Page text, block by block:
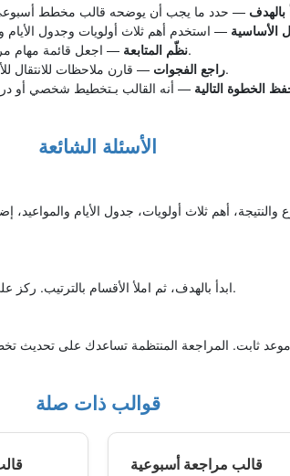
بالهدف
الأساسية
نظّم المتابعة— اجعل قائمة مهام مرنة واضحة حتى يسهل الرجوع إلى القالب بعد يوم أو أسبوع.
راجع الفجوات— قارن ملاحظات للانتقال للأسبوع التالي بما حدث فعلا وحدد ما يحتاج إلى تعديل أو تأكيد.
الخطوة التالية
الأسئلة الشائعة
أهم ثلاث أولويات، جدول الأيام والمواعيد،
ابدأ بالهدف، ثم املأ الأقسام بالترتيب. ركز على التفاصيل التي تساعدك على اتخاذ قرار أو متابعة خطوة عملية.
قوالب ذات صلة
قالب مراجعة أسبوعية